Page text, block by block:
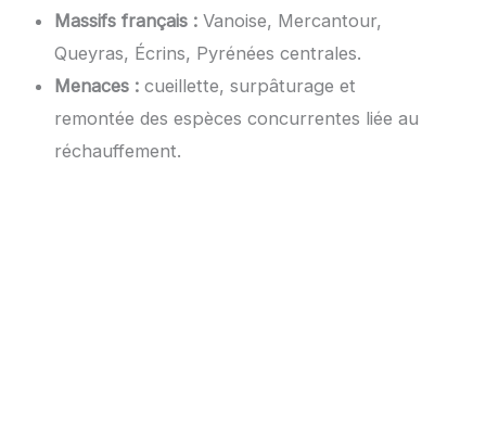
Massifs français : Vanoise, Mercantour,
Queyras, Écrins, Pyrénées centrales.
Menaces : cueillette, surpâturage et
remontée des espèces concurrentes liée au
réchauffement.